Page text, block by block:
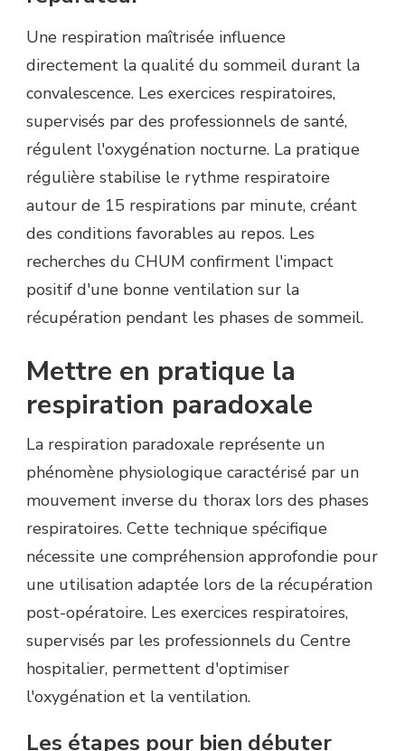
Une respiration maîtrisée influence
directement la qualité du sommeil durant la
convalescence. Les exercices respiratoires,
supervisés par des professionnels de santé,
régulent l'oxygénation nocturne. La pratique
régulière stabilise le rythme respiratoire
autour de 15 respirations par minute, créant
des conditions favorables au repos. Les
recherches du CHUM confirment l'impact
positif d'une bonne ventilation sur la
récupération pendant les phases de sommeil.
Mettre en pratique la
respiration paradoxale
La respiration paradoxale représente un
phénomène physiologique caractérisé par un
mouvement inverse du thorax lors des phases
respiratoires. Cette technique spécifique
nécessite une compréhension approfondie pour
une utilisation adaptée lors de la récupération
post-opératoire. Les exercices respiratoires,
supervisés par les professionnels du Centre
hospitalier, permettent d'optimiser
l'oxygénation et la ventilation.
Les étapes pour bien débuter